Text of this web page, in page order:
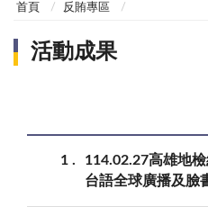
首頁 反賄專區
活動成果
1
114.02.27高雄地
台語全球廣播及臉